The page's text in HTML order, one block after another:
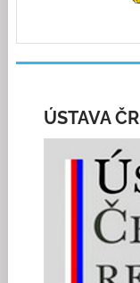
ÚSTAVA ČR